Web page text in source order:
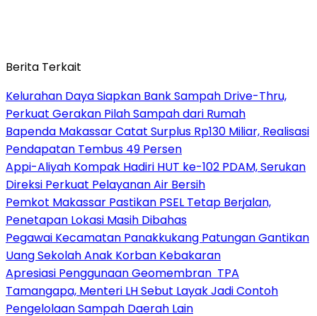
Berita Terkait
Kelurahan Daya Siapkan Bank Sampah Drive-Thru,
Perkuat Gerakan Pilah Sampah dari Rumah
Bapenda Makassar Catat Surplus Rp130 Miliar, Realisasi
Pendapatan Tembus 49 Persen
Appi-Aliyah Kompak Hadiri HUT ke-102 PDAM, Serukan
Direksi Perkuat Pelayanan Air Bersih
Pemkot Makassar Pastikan PSEL Tetap Berjalan,
Penetapan Lokasi Masih Dibahas
Pegawai Kecamatan Panakkukang Patungan Gantikan
Uang Sekolah Anak Korban Kebakaran
Apresiasi Penggunaan Geomembran TPA
Tamangapa, Menteri LH Sebut Layak Jadi Contoh
Pengelolaan Sampah Daerah Lain